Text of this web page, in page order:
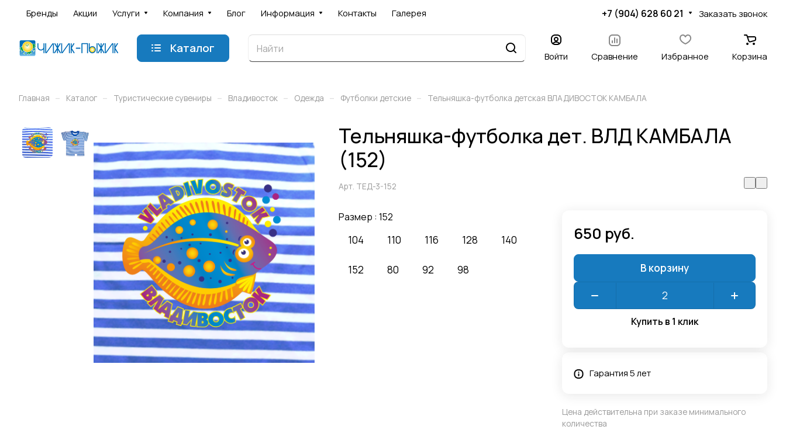
Бренды Акции Услуги Компания Блог Информация Контакты Галерея +7 (904) 628 60 21 Заказать звонок
Каталог
Войти Сравнение Избранное Корзина
Главная – Каталог – Туристические сувениры – Владивосток – Одежда – Футболки детские – Тельняшка-футболка детская ВЛАДИВОСТОК КАМБАЛА
Тельняшка-футболка дет. ВЛД КАМБАЛА
(152)
Арт. ТЕД-3-152
Размер : 152
104 110 116 128 140
152 80 92 98
650 руб.
В корзину
Купить в 1 клик
Гарантия 5 лет
Цена действительна при заказе минимального
количества